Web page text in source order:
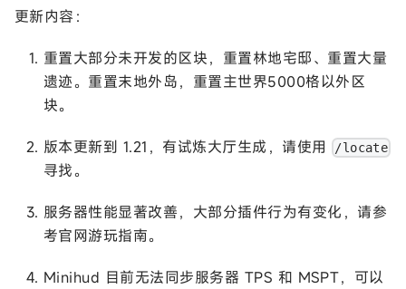
更新内容：
重置大部分未开发的区块，重置林地宅邸、重置大量
遗迹。重置末地外岛，重置主世界5000格以外区
块。
版本更新到 1.21，有试炼大厅生成，请使用 /locate
寻找。
服务器性能显著改善，大部分插件行为有变化，请参
考官网游玩指南。
Minihud 目前无法同步服务器 TPS 和 MSPT，可以